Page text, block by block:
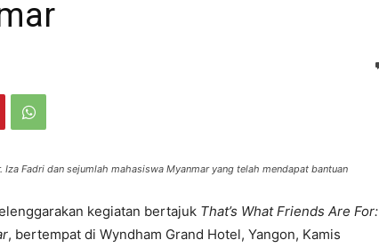
Iza Fadri dan sejumlah mahasiswa Myanmar yang telah mendapat bantuan
kegiatan bertajuk That’s What Friends Are For:
, bertempat di Wyndham Grand Hotel, Yangon, Kamis